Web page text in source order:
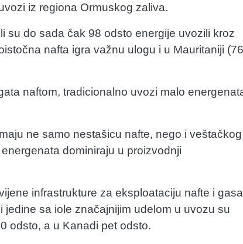
iz regiona Ormuskog zaliva.
su do sada čak 98 odsto energije uvozili kroz
nafta igra važnu ulogu i u Mauritaniji (76
naftom, tradicionalno uvozi malo
ne samo nestašicu nafte, nego i veštačkog
dominiraju u proizvodnji
infrastrukture za eksploataciju nafte i
sa iole značajnijim udelom u uvozu su
odsto, a u Kanadi pet odsto.